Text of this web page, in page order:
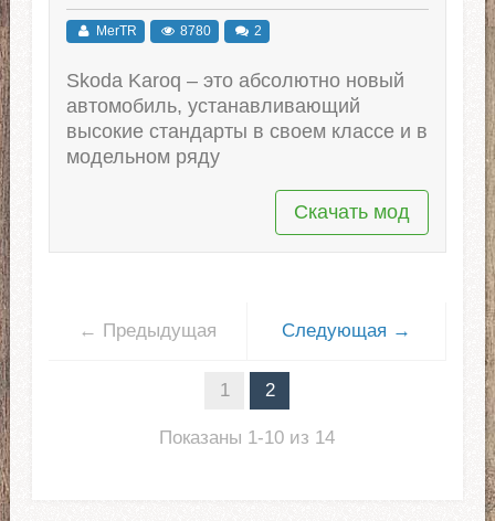
MerTR 8780 2
Skoda Karoq – это абсолютно новый
автомобиль, устанавливающий
высокие стандарты в своем классе и в
модельном ряду
Скачать мод
← Предыдущая Следующая →
1 2
Показаны 1-10 из 14